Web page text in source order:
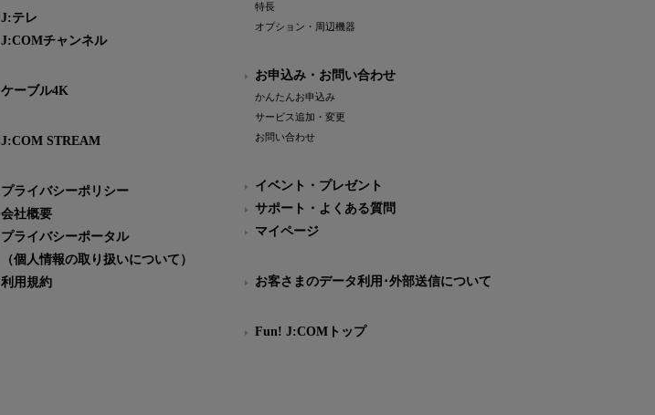
J:テレ
J:COMチャンネル
ケーブル4K
J:COM STREAM
プライバシーポリシー
会社概要
プライバシーポータル
（個人情報の取り扱いについて）
利用規約
特長
オプション・周辺機器
お申込み・お問い合わせ
かんたんお申込み
サービス追加・変更
お問い合わせ
イベント・プレゼント
サポート・よくある質問
マイページ
お客さまのデータ利用･外部送信について
Fun! J:COMトップ